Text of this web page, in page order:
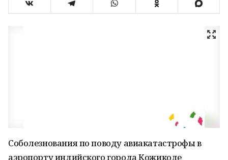
Соболезнования по поводу авиакатастрофы в
аэропорту индийского города Кожикоде